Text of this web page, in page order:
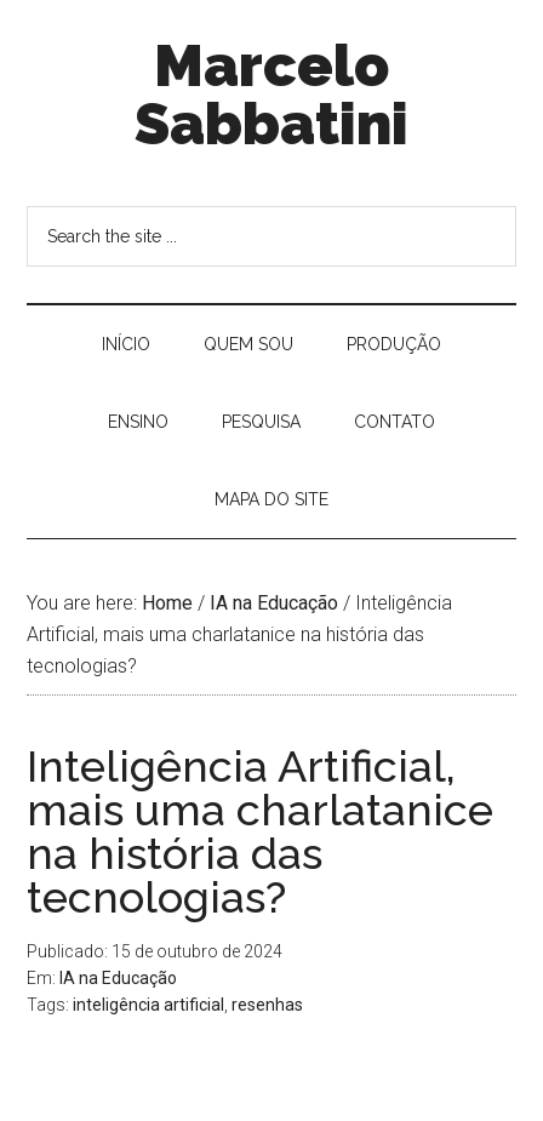
Marcelo
Sabbatini
INÍ­CIO QUEM SOU PRODUÇÃO
ENSINO PESQUISA CONTATO
MAPA DO SITE
You are here: Home / IA na Educação / Inteligência
Artificial, mais uma charlatanice na história das
tecnologias?
Inteligência Artificial,
mais uma charlatanice
na história das
tecnologias?
Publicado: 15 de outubro de 2024
Em: IA na Educação
Tags:inteligência artificial ,resenhas